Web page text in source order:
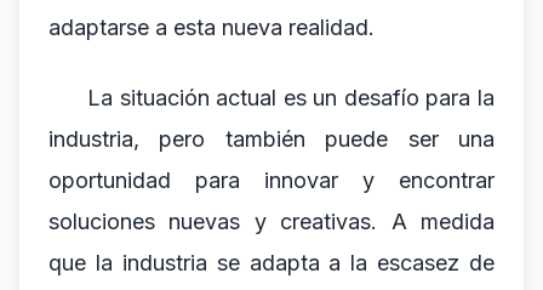
adaptarse a esta nueva realidad.
La situación actual es un desafío para la
industria, pero también puede ser una
oportunidad para innovar y encontrar
soluciones nuevas y creativas. A medida
que la industria se adapta a la escasez de